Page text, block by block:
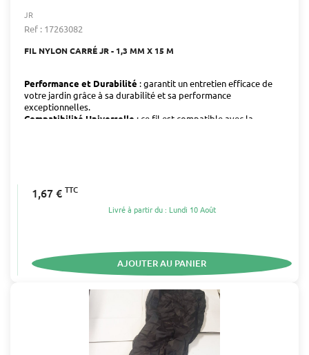
JR
Ref : 17263082
FIL NYLON CARRÉ JR - 1,3 MM X 15 M
Performance et Durabilité : garantit un entretien efficace de
votre jardin grâce à sa durabilité et sa performance
exceptionnelles.
Compatibilité Universelle : ce fil est compatible avec la
1,67 € TTC
Livré à partir du : Lundi 10 Août
AJOUTER AU PANIER